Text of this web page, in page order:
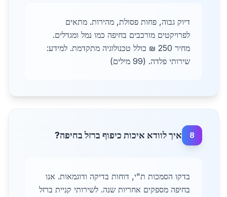
דיוק גבוה, פחות פסולת, מהירות. מתאים
לפרויקטים מורכבים בחיפה כמו נמל ומגדלים.
מחיר 250 ₪ כולל טכנולוגיה מתקדמת. למידע:
שירותי פלדה. (99 מילים)
8 איך לוודא איכות כיפוף ברזל בחיפה?
בדקו הסמכות ת"י, דוחות בדיקה ודוגמאות. אנו
בחיפה מספקים אחריות שנה. לשירותי קניית ברזל